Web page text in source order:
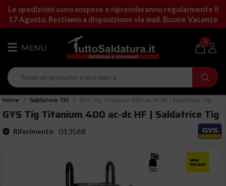
Le spedizioni sono sospese e riprenderanno regolarmente il
17 Agosto. Restiamo a disposizione via mail. Buone Vacanze
0
Home Saldatrice TIG GYS Tig Titanium 400 ac-dc HF | Saldatrice Tig
GYS Tig Titanium 400 ac-dc HF | Saldatrice Tig
Riferimento 013568